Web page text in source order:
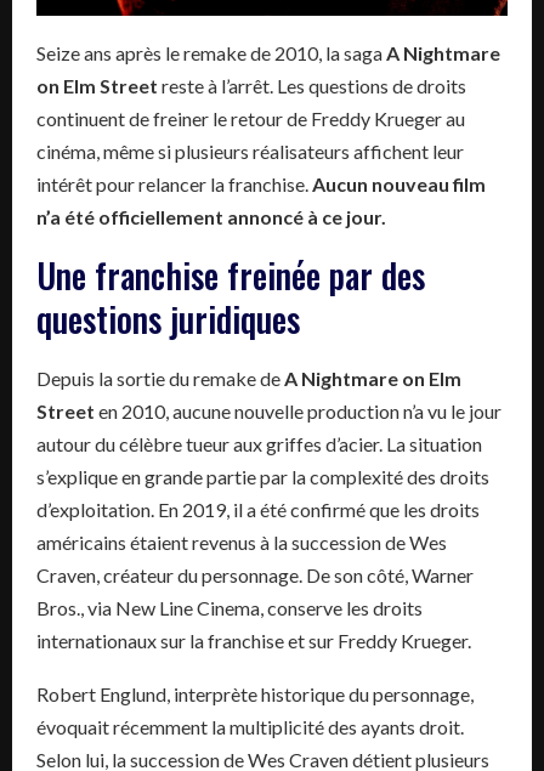
Seize ans après le remake de 2010, la sagaA Nightmare
on Elm Street reste à l’arrêt. Les questions de droits
continuent de freiner le retour de Freddy Krueger au
cinéma, même si plusieurs réalisateurs affichent leur
intérêt pour relancer la franchise.Aucun nouveau film
n’a été officiellement annoncé à ce jour.
Une franchise freinée par des
questions juridiques
Depuis la sortie du remake deA Nightmare on Elm
Street en 2010, aucune nouvelle production n’a vu le jour
autour du célèbre tueur aux griffes d’acier. La situation
s’explique en grande partie par la complexité des droits
d’exploitation. En 2019, il a été confirmé que les droits
américains étaient revenus à la succession de Wes
Craven, créateur du personnage. De son côté, Warner
Bros., via New Line Cinema, conserve les droits
internationaux sur la franchise et sur Freddy Krueger.
Robert Englund, interprète historique du personnage,
évoquait récemment la multiplicité des ayants droit.
Selon lui, la succession de Wes Craven détient plusieurs